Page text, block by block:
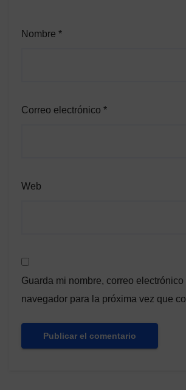
Nombre *
Correo electrónico *
Web
Guarda mi nombre, correo
navegador para la próxima vez que